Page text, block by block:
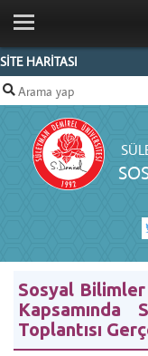
SİTE HARİTASI
ANA SAYFA
KURUMSAL
PERSONEL
MEVZUAT
VIDEOLARI
SDÜ
FORMS
KURUM
Sosyal Bilimler
Kapsamında
Toplantısı